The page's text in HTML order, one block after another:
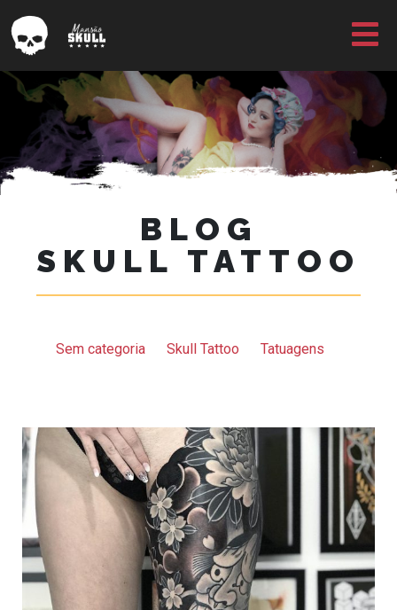
BLOG
SKULL TATTOO
Sem categoria Skull Tattoo Tatuagens